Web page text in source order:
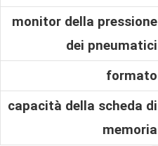
monitor della pressione
dei pneumatici
formato
capacità della scheda di
memoria